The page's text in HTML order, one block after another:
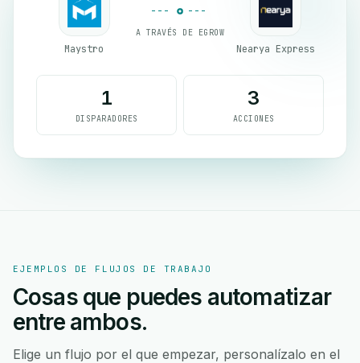
Maystro
A TRAVÉS DE EGROW
Nearya Express
1
DISPARADORES
3
ACCIONES
EJEMPLOS DE FLUJOS DE TRABAJO
Cosas que puedes automatizar
entre ambos.
Elige un flujo por el que empezar, personalízalo en el